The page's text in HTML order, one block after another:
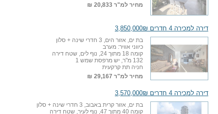
מחיר למ"ר 20,833 ₪
דירה למכירה 4 חדרים 3,850,000₪
בת ים, אזור הים, 3 חדרי שינה + סלון
כיווני אוויר: מערב
קומה 18 מתוך 24, נוף לים, שטח דירה
132 מ"ר, יש מרפסת שמש 1
חניה תת קרקעית
מחיר למ"ר 29,167 ₪
דירה למכירה 4 חדרים 3,570,000₪
בת ים, אזור קרית באבוב, 3 חדרי שינה + סלון
קומה 40 מתוך 47, נוף לעיר, שטח דירה